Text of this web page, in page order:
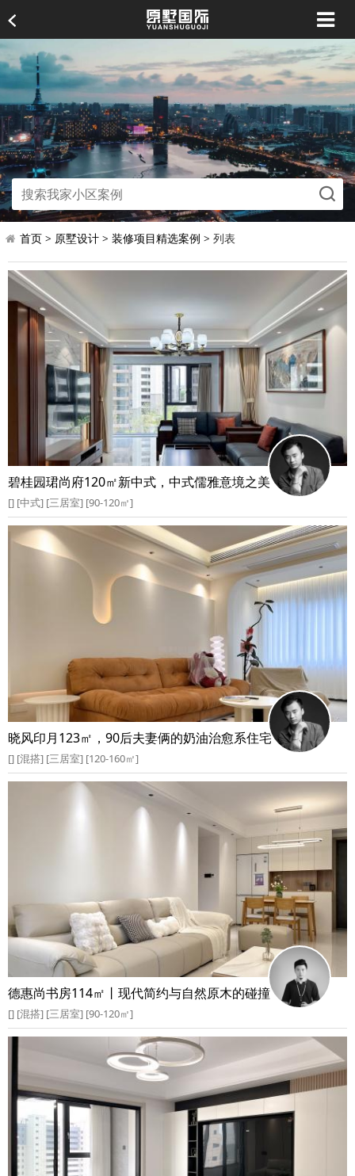
首页> 原墅设计> 装修项目精选案例 > 列表
碧桂园珺尚府120㎡新中式，中式儒雅意境之美
[] [中式] [三居室] [90-120㎡]
晓风印月123㎡，90后夫妻俩的奶油治愈系住宅
[] [混搭] [三居室] [120-160㎡]
德惠尚书房114㎡丨现代简约与自然原木的碰撞
[] [混搭] [三居室] [90-120㎡]